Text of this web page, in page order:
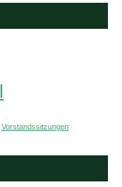
Vorstandssitzungen